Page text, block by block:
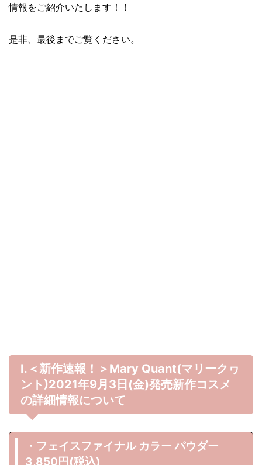
情報をご紹介いたします！！
是非、最後までご覧ください。
Ⅰ.＜新作速報！＞Mary Quant(マリークヮ
ント)2021年9月3日(金)発売新作コスメ
の詳細情報について
・フェイスファイナル カラー パウダー
3,850円(税込)